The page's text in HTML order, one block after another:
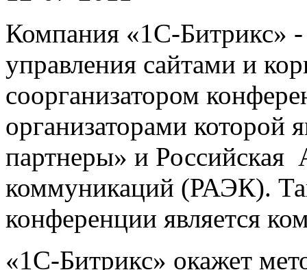
Компания «1С-Битрикс» -
управления сайтами и
соорганизатором
организаторами
партнеры» и Российская
коммуникаций (РАЭК).
конференции является
«1С-Битрикс» окажет